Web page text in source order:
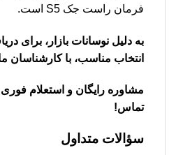
فرمان راست جک S5 است.
به دلیل نوسانات بازار، برای
انتخاب مناسب، با کارشناسان
مشاوره رایگان و استعلام
تماس!
سؤالات متداول